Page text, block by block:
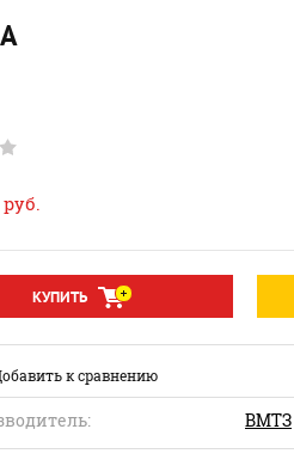
руб.
КУПИТЬ
к сравнению
ВМТЗ